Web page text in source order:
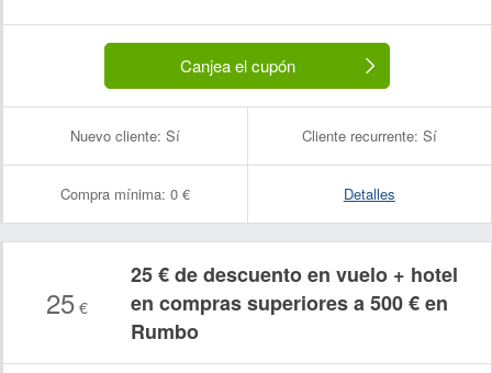
Canjea el cupón
Nuevo cliente: Sí Cliente recurrente: Sí
Compra mínima: 0 € Detalles
25€
25 € de descuento en vuelo + hotel
en compras superiores a 500 € en
Rumbo
Correo electrónico: